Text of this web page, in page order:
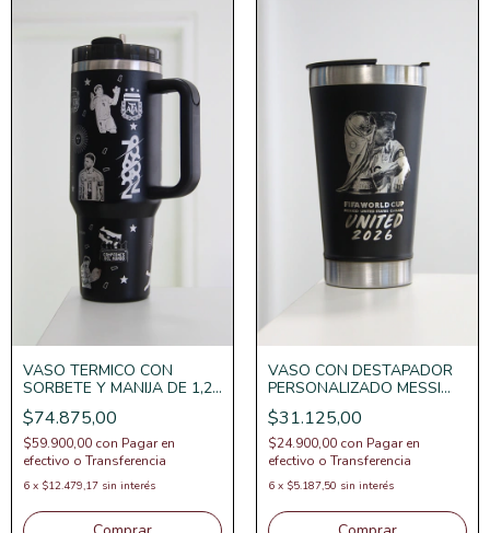
VASO TERMICO CON
SORBETE Y MANIJA DE 1,2l
PERSONALIZADO DE LA
SELECCION CON GRABADO
360°
$74.875,00
$59.900,00 con Pagar en
efectivo o Transferencia
6 x $12.479,17 sin interés
VASO CON DESTAPADOR
PERSONALIZADO MESSI
COPA DEL MUNDO
$31.125,00
$24.900,00 con Pagar en
efectivo o Transferencia
6 x $5.187,50 sin interés